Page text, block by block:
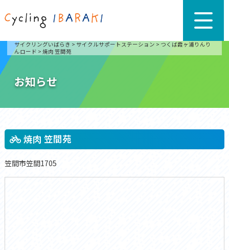
サイクリングいばらき > サイクルサポートステーション > つくば霞ヶ浦りんり
んロード > 焼肉 笠間苑
お知らせ
焼肉 笠間苑
笠間市笠間1705